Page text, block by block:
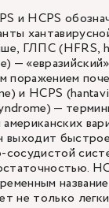
и HCPS
ГЛПС (HFRS,
—
поражением
и HCPS
—
выходит
сосудистой
не только